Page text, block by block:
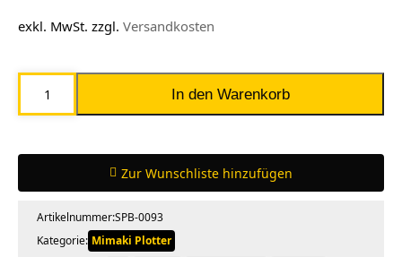
exkl. MwSt. zzgl. Versandkosten
Hartmetallklinge
(SPB-
Menge
In den Warenkorb
Zur Wunschliste hinzufügen
Artikelnummer:SPB-0093
Kategorie: Mimaki Plotter